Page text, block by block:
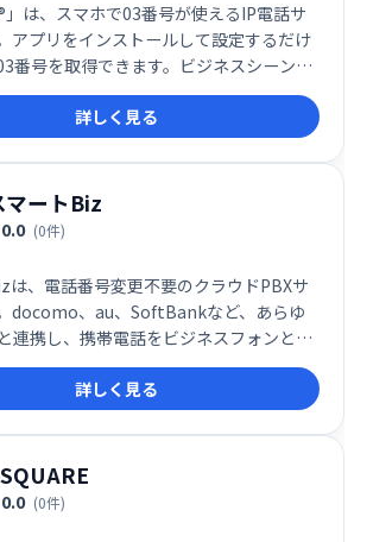
」は、スマホで03番号が使えるIP電話サ
アプリをインストールして設定するだけ
番号を取得できます。ビジネスシーンで
トでも、固定電話のように使える便利な
詳しく見る
マートBiz
0.0 (0件)
は、電話番号変更不要のクラウドPBXサ
docomo、au、SoftBankなど、あらゆ
連携し、携帯電話をビジネスフォンとし
柔軟なシステムで、ビジネスニーズに合
境を実現します。
詳しく見る
0.0 (0件)